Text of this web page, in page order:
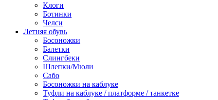
Клоги
Ботинки
Челси
Летняя обувь
Босоножки
Балетки
Слингбеки
Шлепки/Мюли
Сабо
Босоножки на каблуке
Туфли на каблуке / платформе / танкетке